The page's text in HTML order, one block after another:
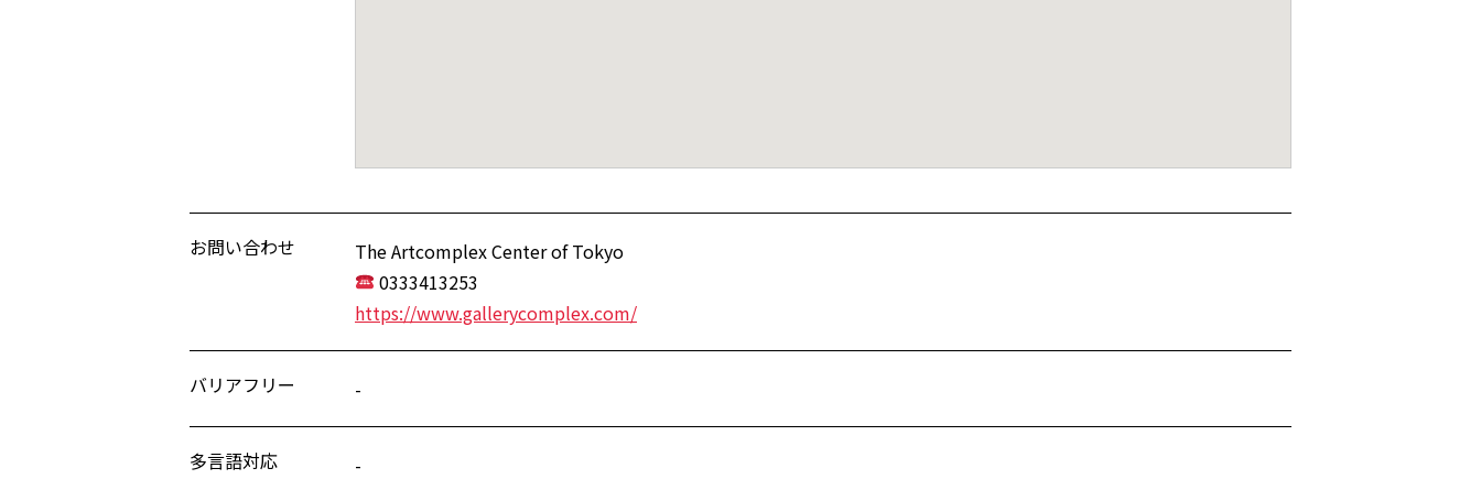
お問い合わせ
The Artcomplex Center of Tokyo
0333413253
https://www.gallerycomplex.com/
バリアフリー -
多言語対応 -